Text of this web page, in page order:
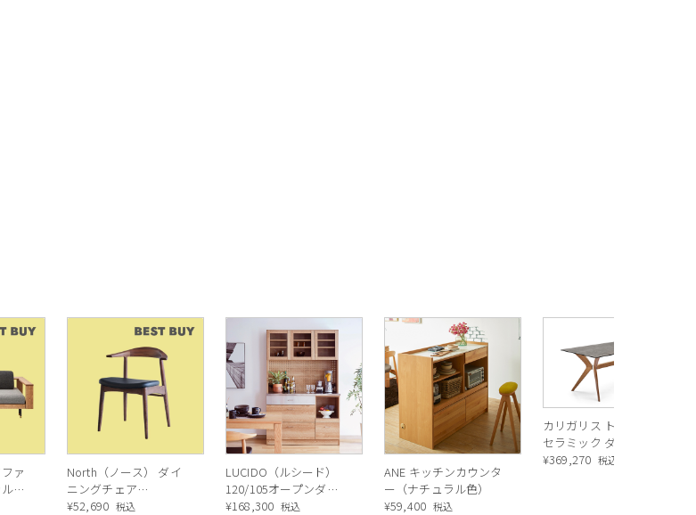
ァ
）
North（ノース） ダイ
ニングチェア
AC02（ウォールナッ
¥52,690 税込
LUCIDO（ルシード）
120/105オープンダイ
ニングボード ナチュラ
¥168,300 税込
ANE キッチンカウンタ
ー（ナチュラル色）
¥59,400 税込
カリガリス トウキョウ
セラミック ダイニング
テーブル ／ Calligaris
¥369,270 税込